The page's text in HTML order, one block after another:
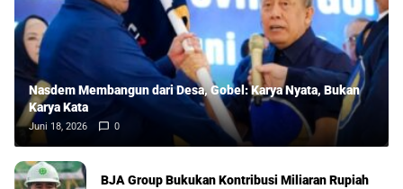
Nasdem Membangun dari Desa, Gobel: Karya Nyata, Bukan
Karya Kata
Juni 18, 2026 0
BJA Group Bukukan Kontribusi Miliaran Rupiah